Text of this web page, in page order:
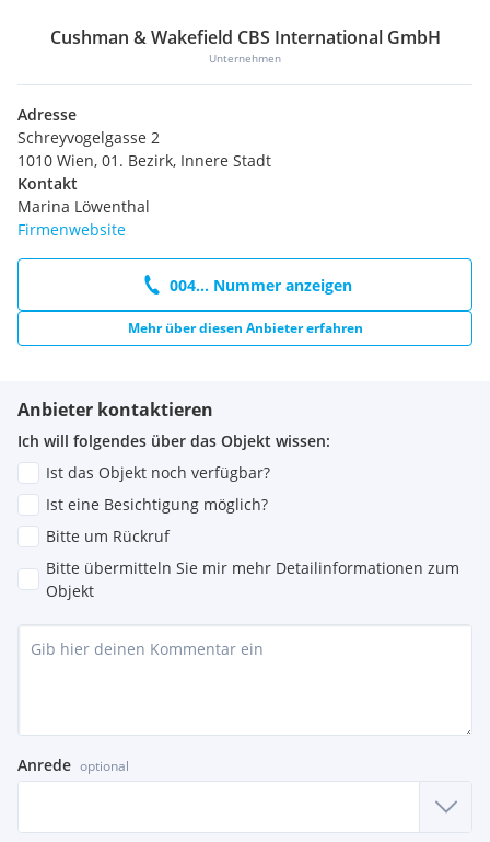
Cushman & Wakefield CBS International GmbH
Unternehmen
Adresse
Schreyvogelgasse 2
1010 Wien, 01. Bezirk, Innere Stadt
Kontakt
Marina Löwenthal
Firmenwebsite
004... Nummer anzeigen
Mehr über diesen Anbieter erfahren
Anbieter kontaktieren
Ich will folgendes über das Objekt wissen:
Ist das Objekt noch verfügbar?
Ist eine Besichtigung möglich?
Bitte um Rückruf
Bitte übermitteln Sie mir mehr Detailinformationen zum
Objekt
Anrede optional